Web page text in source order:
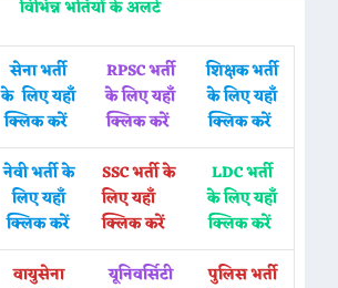
विभिन्न भर्तियों के अलर्ट
सेना भर्ती
के लिए यहाँ
क्लिक करें
RPSC भर्ती
के लिए यहाँ
क्लिक करें
शिक्षक भर्ती
के लिए यहाँ
क्लिक करें
नेवी भर्ती के
लिए यहाँ
क्लिक करें
SSC भर्ती के
लिए यहाँ
क्लिक करें
LDC भर्ती
के लिए यहाँ
क्लिक करें
वायुसेना
यूनिवर्सिटी
पुलिस भर्ती